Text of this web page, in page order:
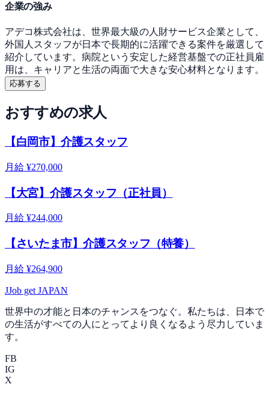
企業の強み
アデコ株式会社は、世界最大級の人財サービス企業として、
外国人スタッフが日本で長期的に活躍できる案件を厳選して
紹介しています。病院という安定した経営基盤での正社員雇
用は、キャリアと生活の両面で大きな安心材料となります。
応募する
おすすめの求人
【白岡市】介護スタッフ
月給 ¥270,000
【大宮】介護スタッフ（正社員）
月給 ¥244,000
【さいたま市】介護スタッフ（特養）
月給 ¥264,900
JJob get JAPAN
世界中の才能と日本のチャンスをつなぐ。私たちは、日本で
の生活がすべての人にとってより良くなるよう尽力していま
す。
FB
IG
X